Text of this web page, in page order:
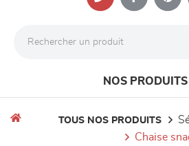
NOS PRODUITS
TOUS NOS PRODUITS
chaise